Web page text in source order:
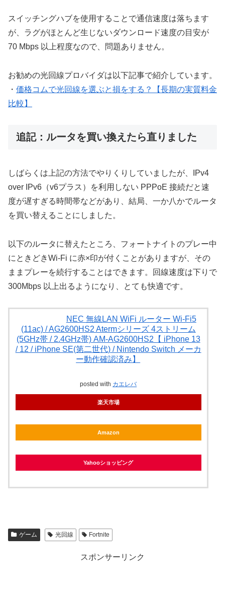
スイッチングハブを使用することで通信速度は落ちます
が、ラグがほとんど生じないダウンロード速度の目安が
70 Mbps 以上程度なので、問題ありません。
お勧めの光回線プロバイダは以下記事で紹介しています。
・ 価格コムで光回線を選ぶと損をする？【長期の実質料金
比較】
追記：ルータを買い換えたら直りました
しばらくは上記の方法でやりくりしていましたが、IPv4
over IPv6（v6プラス）を利用しない PPPoE 接続だと速
度が遅すぎる時間帯などがあり、結局、一か八かでルータ
を買い替えることにしました。
以下のルータに替えたところ、フォートナイトのプレー中
にときどきWi-Fi に赤×印が付くことがありますが、その
ままプレーを続行することはできます。回線速度は下りで
300Mbps 以上出るようになり、とても快適です。
NEC 無線LAN WiFi ルーター Wi-Fi5
(11ac) / AG2600HS2 Atermシリーズ 4ストリーム
(5GHz帯 / 2.4GHz帯) ‎AM-AG2600HS2【 iPhone 13
/ 12 / iPhone SE(第二世代) / Nintendo Switch メーカ
ー動作確認済み】
posted with カエレバ
楽天市場
Amazon
Yahooショッピング
ゲーム 光回線 Fortnite
スポンサーリンク